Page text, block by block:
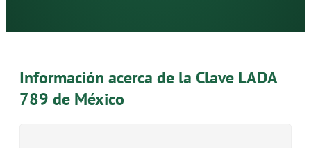
Información acerca de la Clave LADA
789 de México